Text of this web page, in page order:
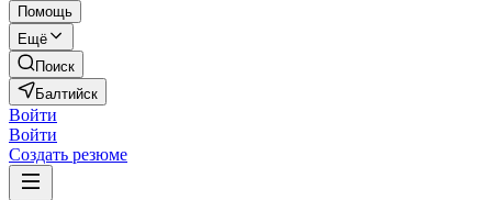
Помощь
Ещё
Поиск
Балтийск
Войти
Войти
Создать резюме